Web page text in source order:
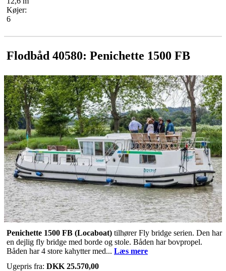
Køjer:
6
Flodbåd 40580: Penichette 1500 FB
Penichette 1500 FB (Locaboat) tilhører Fly bridge serien. Den har
en dejlig fly bridge med borde og stole. Båden har bovpropel.
Båden har 4 store kahytter med... Læs mere
Ugepris fra: DKK 25.570,00